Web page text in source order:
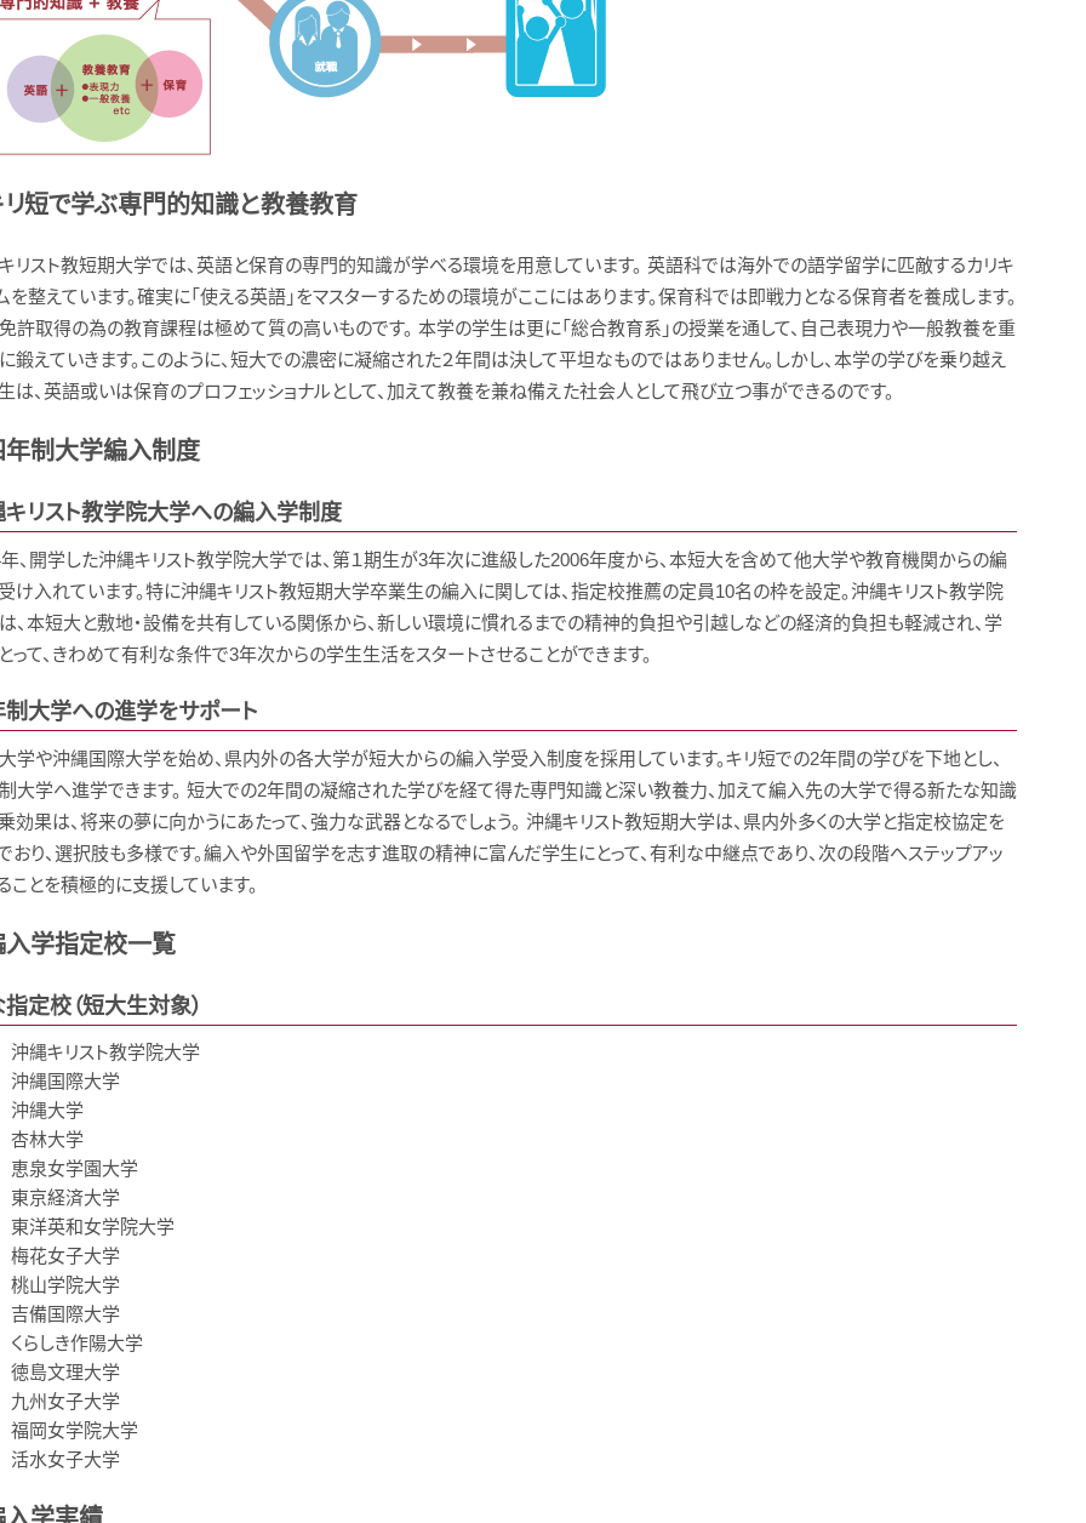
リ短で学ぶ専門的知識と教養教育
リスト教短期大学では、英語と保育の専門的知識が学べる環境を用意しています。 英語科では海外での語学留学に匹敵するカリキ
を整えています。確実に「使える英語」をマスターするための環境がここにはあります。保育科では即戦力となる保育者を養成します。
許取得の為の教育課程は極めて質の高いものです。 本学の学生は更に「総合教育系」の授業を通して、自己表現力や一般教養を重
鍛えていきます。このように、短大での濃密に凝縮された２年間は決して平坦なものではありません。しかし、本学の学びを乗り越え
は、英語或いは保育のプロフェッショナルとして、加えて教養を兼ね備えた社会人として飛び立つ事ができるのです。
年制大学編入制度
リスト教学院大学への編入学制度
、開学した沖縄キリスト教学院大学では、第１期生が3年次に進級した2006年度から、本短大を含めて他大学や教育機関からの編
け入れています。特に沖縄キリスト教短期大学卒業生の編入に関しては、指定校推薦の定員10名の枠を設定。沖縄キリスト教学院
、本短大と敷地・設備を共有している関係から、新しい環境に慣れるまでの精神的負担や引越しなどの経済的負担も軽減され、学
って、きわめて有利な条件で3年次からの学生生活をスタートさせることができます。
大学への進学をサポート
学や沖縄国際大学を始め、県内外の各大学が短大からの編入学受入制度を採用しています。キリ短での2年間の学びを下地とし、
大学へ進学できます。 短大での2年間の凝縮された学びを経て得た専門知識と深い教養力、加えて編入先の大学で得る新たな知識
効果は、将来の夢に向かうにあたって、強力な武器となるでしょう。 沖縄キリスト教短期大学は、県内外多くの大学と指定校協定を
おり、選択肢も多様です。編入や外国留学を志す進取の精神に富んだ学生にとって、有利な中継点であり、次の段階へステップアッ
ことを積極的に支援しています。
入学指定校一覧
定校（短大生対象）
沖縄キリスト教学院大学
沖縄国際大学
沖縄大学
杏林大学
恵泉女学園大学
東京経済大学
東洋英和女学院大学
梅花女子大学
桃山学院大学
吉備国際大学
くらしき作陽大学
徳島文理大学
九州女子大学
福岡女学院大学
活水女子大学
入学実績